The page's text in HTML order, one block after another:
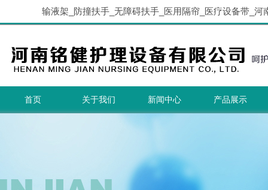
输液架_防撞扶手_无障碍扶手_医用隔帘_医疗设备带_河
首页 关于我们 新闻中心 产品展示